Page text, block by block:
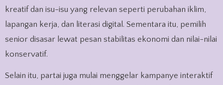
kreatif dan isu-isu yang relevan seperti perubahan iklim,
lapangan kerja, dan literasi digital. Sementara itu, pemilih
senior disasar lewat pesan stabilitas ekonomi dan nilai-nilai
konservatif.
Selain itu, partai juga mulai menggelar kampanye interaktif